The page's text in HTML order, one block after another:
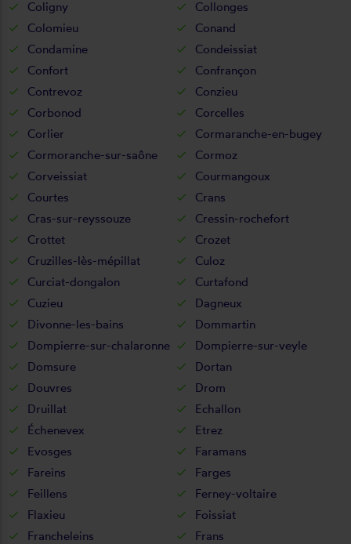
Coligny
Collonges
Colomieu
Conand
Condamine
Condeissiat
Confort
Confrançon
Contrevoz
Conzieu
Corbonod
Corcelles
Corlier
Cormaranche-en-bugey
Cormoranche-sur-saône
Cormoz
Corveissiat
Courmangoux
Courtes
Crans
Cras-sur-reyssouze
Cressin-rochefort
Crottet
Crozet
Cruzilles-lès-mépillat
Culoz
Curciat-dongalon
Curtafond
Cuzieu
Dagneux
Divonne-les-bains
Dommartin
Dompierre-sur-chalaronne
Dompierre-sur-veyle
Domsure
Dortan
Douvres
Drom
Druillat
Echallon
Échenevex
Etrez
Evosges
Faramans
Fareins
Farges
Feillens
Ferney-voltaire
Flaxieu
Foissiat
Francheleins
Frans